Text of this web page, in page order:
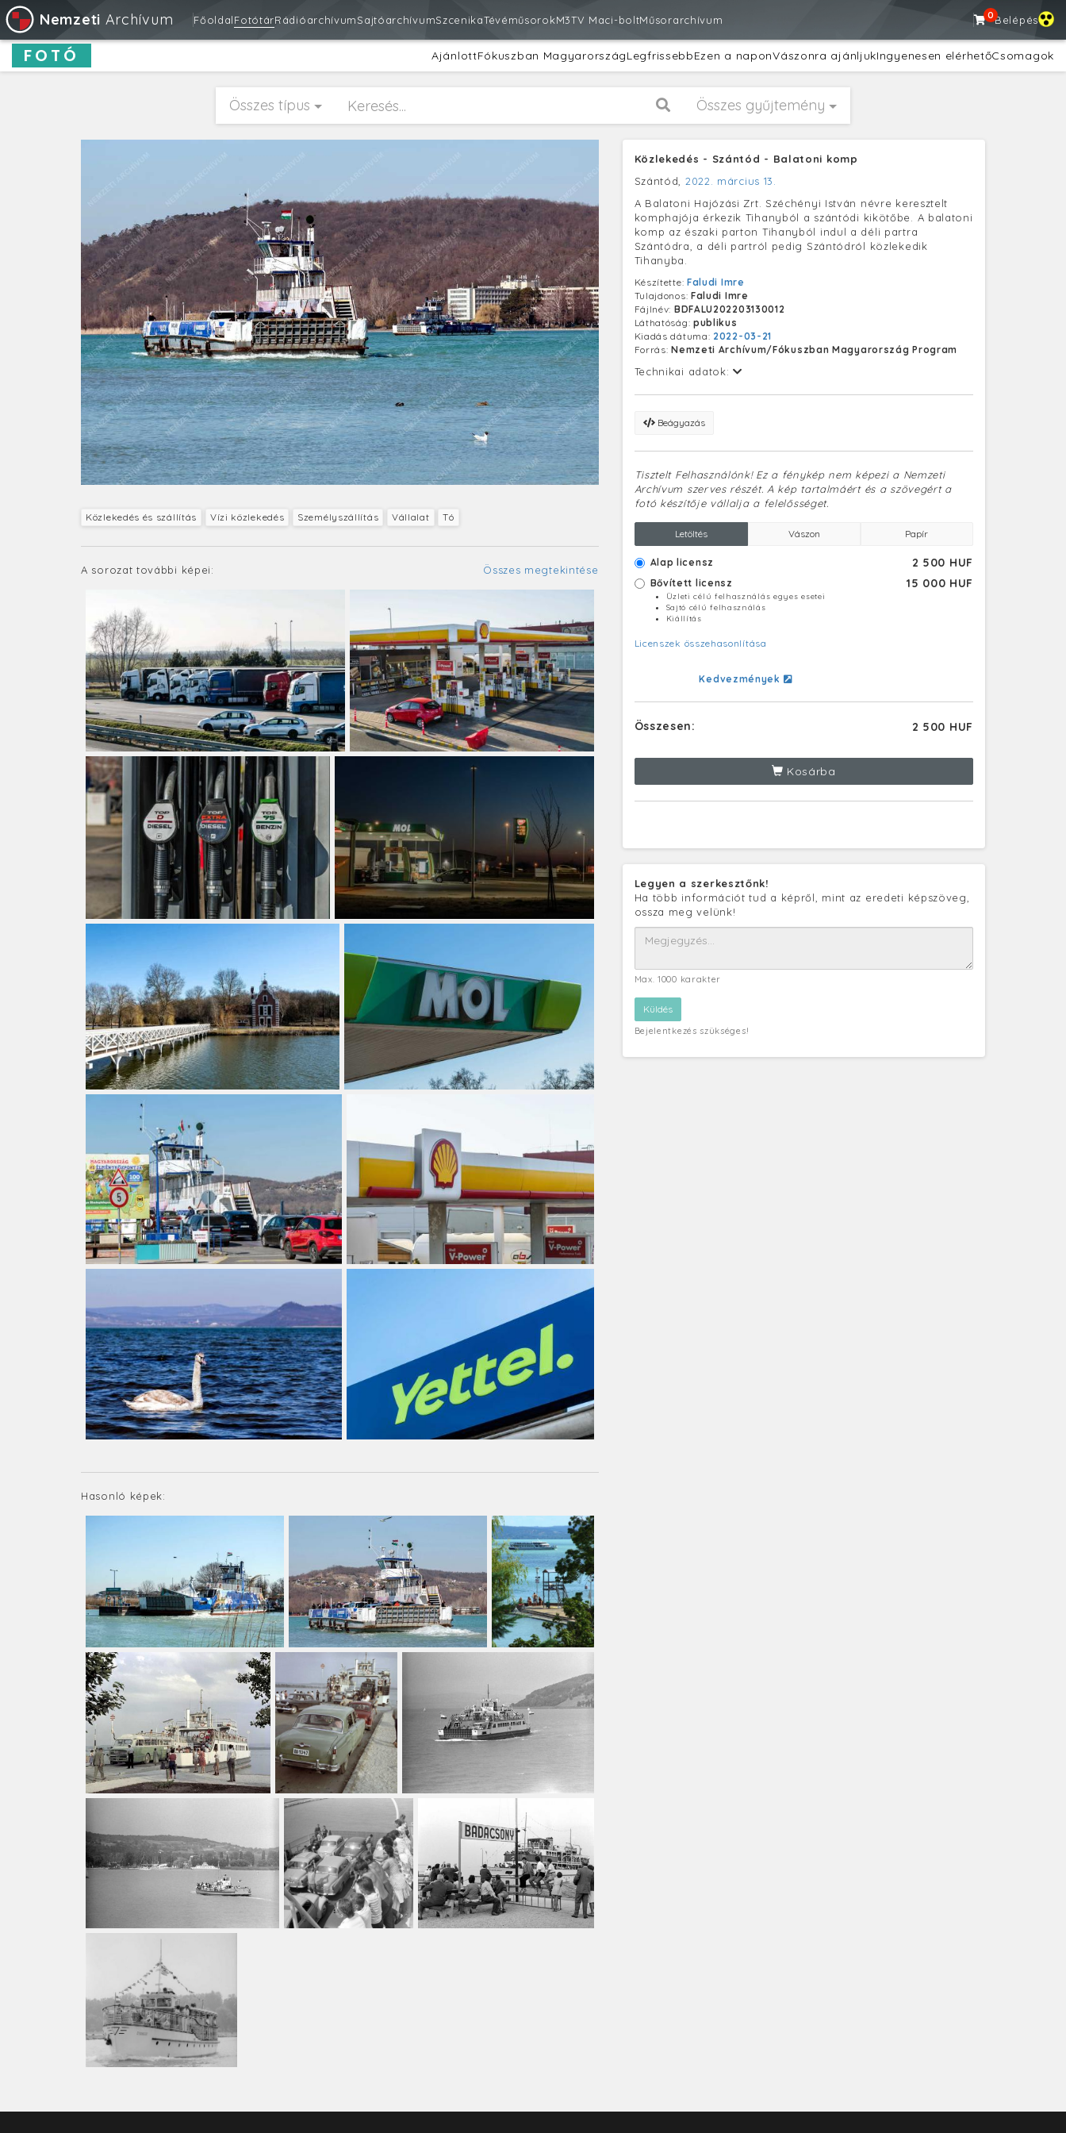
Nemzeti Archívum FőoldalFotótárRádióarchívumSajtóarchívumSzcenikaTévéműsorokM3TV Maci-boltMűsorarchívum 0Belépés
FOTÓ AjánlottFókuszban MagyarországLegfrissebbEzen a naponVászonra ajánljukIngyenesen elérhetőCsomagok
Összes típus Összes gyűjtemény
Közlekedés és szállítás Vízi közlekedés Személyszállítás Vállalat Tó
A sorozat további képei: Összes megtekintése
Hasonló képek:
Közlekedés - Szántód - Balatoni komp
Szántód, 2022. március 13.
A Balatoni Hajózási Zrt. Széchényi István névre keresztelt
komphajója érkezik Tihanyból a szántódi kikötőbe. A balatoni
komp az északi parton Tihanyból indul a déli partra
Szántódra, a déli partról pedig Szántódról közlekedik
Tihanyba.
Készítette: Faludi Imre
Tulajdonos: Faludi Imre
Fájlnév: BDFALU202203130012
Láthatóság: publikus
Kiadás dátuma: 2022-03-21
Forrás:Nemzeti Archívum/Fókuszban Magyarország Program
Technikai adatok:
Beágyazás
Tisztelt Felhasználónk! Ez a fénykép nem képezi a Nemzeti
Archívum szerves részét. A kép tartalmáért és a szövegért a
fotó készítője vállalja a felelősséget.
Letöltés Vászon Papír
Alap licensz 2 500 HUF
Bővített licensz 15 000 HUF
Üzleti célú felhasználás egyes esetei
Sajtó célú felhasználás
Kiállítás
Licenszek összehasonlítása
Kedvezmények
Összesen: 2 500 HUF
Kosárba
Legyen a szerkesztőnk!
Ha több információt tud a képről, mint az eredeti képszöveg,
ossza meg velünk!
Max. 1000 karakter
Bejelentkezés szükséges!